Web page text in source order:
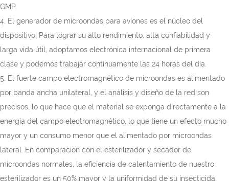
GMP.
4. El generador de microondas para aviones es el núcleo del
dispositivo. Para lograr su alto rendimiento, alta confiabilidad y
larga vida útil, adoptamos electrónica internacional de primera
clase y podemos trabajar continuamente las 24 horas del día.
5. El fuerte campo electromagnético de microondas es alimentado
por banda ancha unilateral, y el análisis y diseño de la red son
precisos, lo que hace que el material se exponga directamente a la
energía del campo electromagnético, lo que tiene un efecto mucho
mayor y un consumo menor que el alimentado por microondas
lateral. En comparación con el esterilizador y secador de
microondas normales, la eficiencia de calentamiento de nuestro
esterilizador es un 50% mayor y la uniformidad de su insecticida,